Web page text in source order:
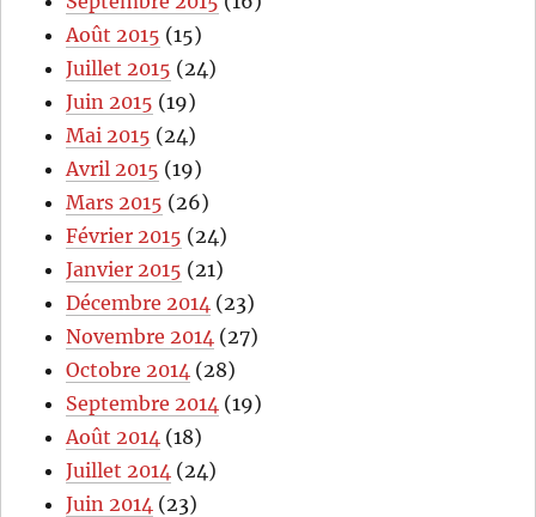
Août 2015 (15)
Juillet 2015 (24)
Juin 2015 (19)
Mai 2015 (24)
Avril 2015 (19)
Mars 2015 (26)
Février 2015 (24)
Janvier 2015 (21)
Décembre 2014 (23)
Novembre 2014 (27)
Octobre 2014 (28)
Septembre 2014 (19)
Août 2014 (18)
Juillet 2014 (24)
Juin 2014 (23)